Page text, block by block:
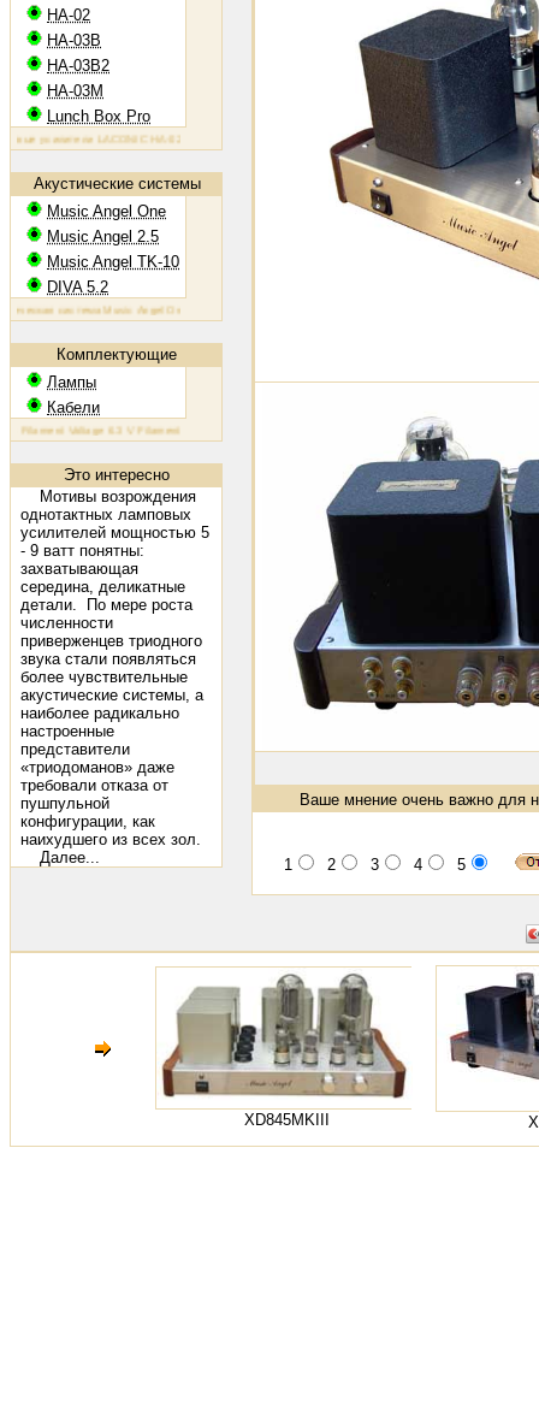
HA-02
HA-03B
HA-03B2
HA-03M
Lunch Box Pro
усилители LACONIC HA-02,03B/B2/M: 6N6P, 2х1,2 Вт на 300 Ом
Акустические системы
Music Angel One
Music Angel 2.5
Music Angel TK-10
DIVA 5.2
система Music Angel One: 20 - 100 Вт, 38 Гц - 30 кГц, 86 Дб/Вт/м
Комплектующие
Лампы
Кабели
Filament Voltage 6.3 V Filament Current 1.6 A Plate Voltage (max) 800 V Plate Current (max) 230 mA
Это интересно
Мотивы возрождения
однотактных ламповых
усилителей мощностью 5
- 9 ватт понятны:
захватывающая
середина, деликатные
детали. По мере роста
численности
приверженцев триодного
звука стали появляться
более чувствительные
акустические системы, а
наиболее радикально
настроенные
представители
«триодоманов» даже
требовали отказа от
пушпульной
конфигурации, как
наихудшего из всех зол.
Далее...
Ваше мнение очень важно для
1 2 3 4 5
XD845MKIII